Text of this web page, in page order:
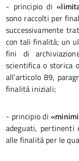
- principio di
sono raccolti per
successivamente
con tali finalità; un
fini di
scientifica o storica
all'articolo 89,
finalità iniziali;
- principio di
adeguati, pertinenti
alle finalità per le